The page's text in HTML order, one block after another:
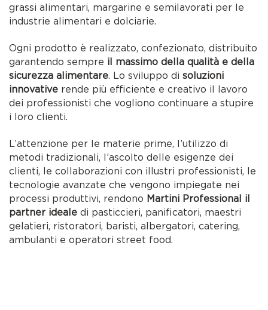
grassi alimentari, margarine e semilavorati per le
industrie alimentari e dolciarie.
Ogni prodotto è realizzato, confezionato, distribuito
garantendo sempre il massimo della qualità e della
sicurezza alimentare. Lo sviluppo disoluzioni
innovative rende più efficiente e creativo il lavoro
dei professionisti che vogliono continuare a stupire
i loro clienti.
L’attenzione per le materie prime, l’utilizzo di
metodi tradizionali, l’ascolto delle esigenze dei
clienti, le collaborazioni con illustri professionisti, le
tecnologie avanzate che vengono impiegate nei
processi produttivi, rendono Martini Professional il
partner ideale di pasticcieri, panificatori, maestri
gelatieri, ristoratori, baristi, albergatori, catering,
ambulanti e operatori street food.